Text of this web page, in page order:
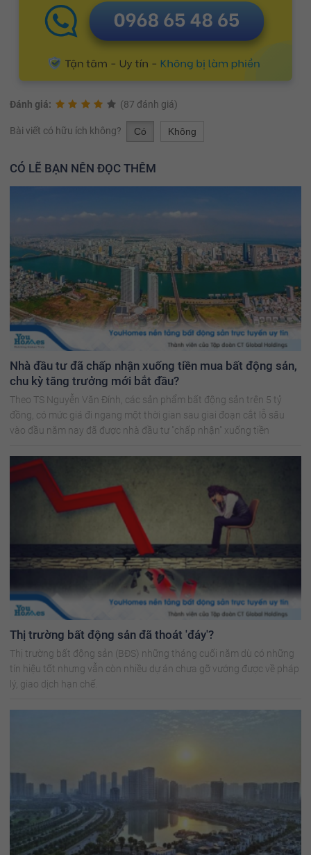
Đánh giá: (87 đánh giá)
Bài viết có hữu ích không? Có Không
CÓ LẼ BẠN NÊN ĐỌC THÊM
Nhà đầu tư đã chấp nhận xuống tiền mua bất động sản,
chu kỳ tăng trưởng mới bắt đầu?
Theo TS Nguyễn Văn Đính, các sản phẩm bất động sản trên 5 tỷ
đồng, có mức giá đi ngang một thời gian sau giai đoạn cắt lỗ sâu
vào đầu năm nay đã được nhà đầu tư "chấp nhận" xuống tiền
Thị trường bất động sản đã thoát 'đáy'?
Thị trường bất động sản (BĐS) những tháng cuối năm dù có những
tín hiệu tốt nhưng vẫn còn nhiều dự án chưa gỡ vướng được về pháp
lý, giao dịch hạn chế.